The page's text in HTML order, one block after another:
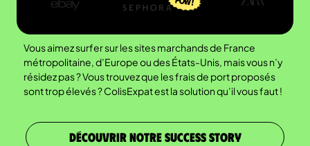
Vous aimez surfer sur les sites marchands de France
métropolitaine, d’Europe ou des États-Unis, mais vous n’y
résidez pas ? Vous trouvez que les frais de port proposés
sont trop élevés ? ColisExpat est la solution qu’il vous faut !
DÉCOUVRIR NOTRE SUCCESS STORY